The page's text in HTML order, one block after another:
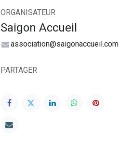
ORGANISATEUR
Saigon Accueil
association@saigonaccueil.com
PARTAGER